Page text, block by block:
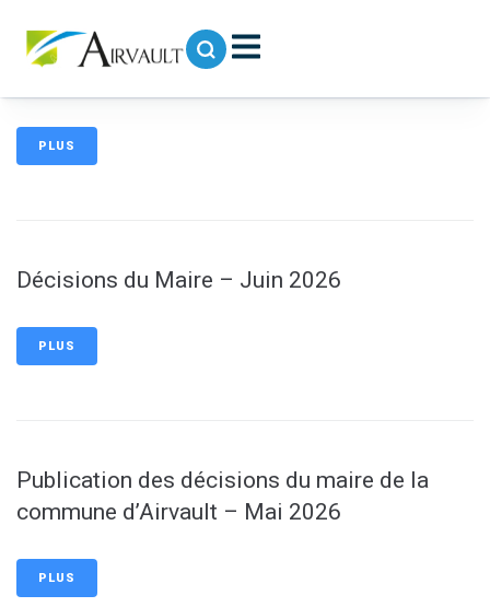
Publication des décisions du Maire – juillet
PLUS
Décisions du Maire – Juin 2026
PLUS
Publication des décisions du maire de la
commune d’Airvault – Mai 2026
PLUS